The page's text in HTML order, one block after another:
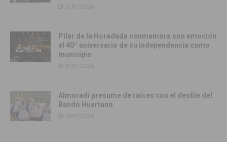
31/07/2026
Pilar de la Horadada conmemora con emoción
el 40º aniversario de su independencia como
municipio
31/07/2026
Almoradí presume de raíces con el desfile del
Bando Huertano
26/07/2026